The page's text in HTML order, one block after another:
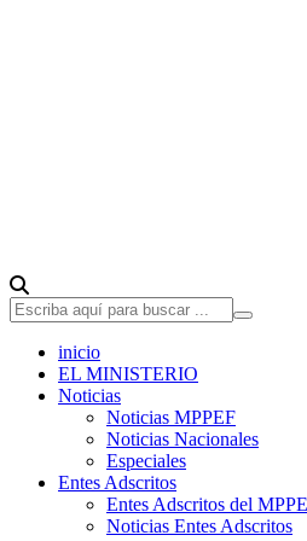
inicio
EL MINISTERIO
Noticias
Noticias MPPEF
Noticias Nacionales
Especiales
Entes Adscritos
Entes Adscritos del
Noticias Entes Adscritos